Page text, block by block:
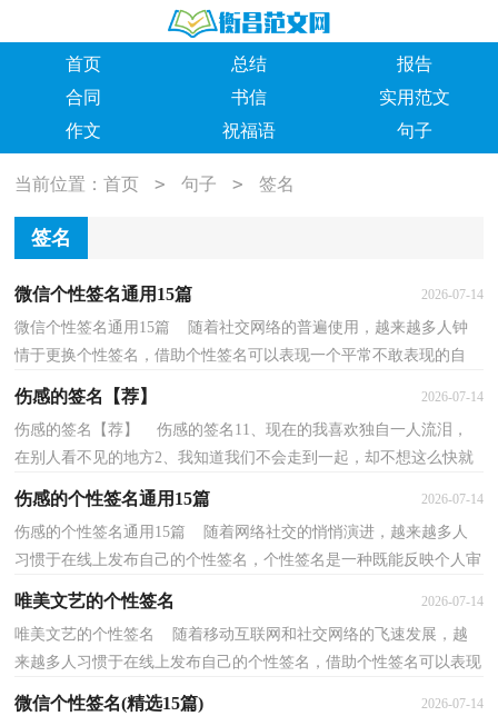
首页 总结
报告
合同
书信
实用范文
作文
祝福语 句子
当前位置：首页 > 句子 > 签名
签名
微信个性签名通用15篇 2026-07-14
微信个性签名通用15篇 随着社交网络的普遍使用，越来越多人钟
情于更换个性签名，借助个性签名可以表现一个平常不敢表现的自
伤感的签名【荐】 2026-07-14
伤感的签名【荐】 伤感的签名11、现在的我喜欢独自一人流泪，
在别人看不见的地方2、我知道我们不会走到一起，却不想这么快就
伤感的个性签名通用15篇 2026-07-14
伤感的个性签名通用15篇 随着网络社交的悄悄演进，越来越多人
习惯于在线上发布自己的个性签名，个性签名是一种既能反映个人审
美标准、兴趣爱好、身份地位和国籍国别，又能给大...
唯美文艺的个性签名 2026-07-14
唯美文艺的个性签名 随着移动互联网和社交网络的飞速发展，越
来越多人习惯于在线上发布自己的个性签名，借助个性签名可以表现
微信个性签名(精选15篇) 2026-07-14